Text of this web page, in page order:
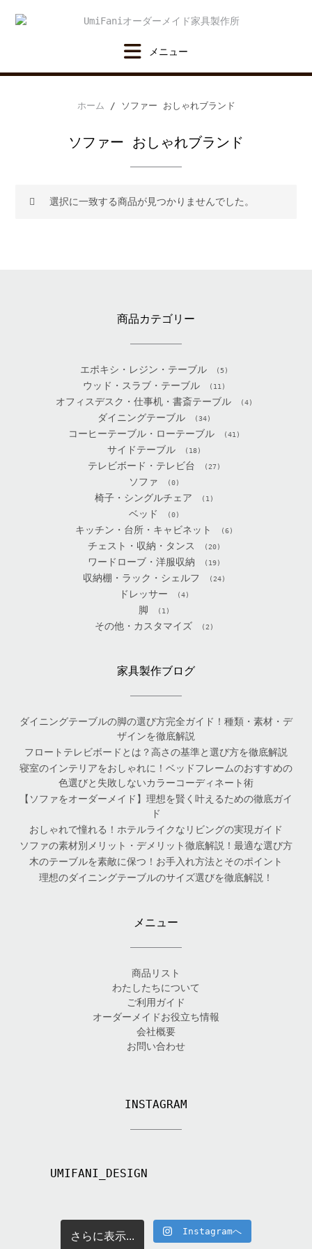
ホーム / ソファー おしゃれブランド
ソファー おしゃれブランド
選択に一致する商品が見つかりませんでした。
商品カテゴリー
エポキシ・レジン・テーブル (5)
ウッド・スラブ・テーブル (11)
オフィスデスク・仕事机・書斎テーブル (4)
ダイニングテーブル (34)
コーヒーテーブル・ローテーブル (41)
サイドテーブル (18)
テレビボード・テレビ台 (27)
ソファ (0)
椅子・シングルチェア (1)
ベッド (0)
キッチン・台所・キャビネット (6)
チェスト・収納・タンス (20)
ワードローブ・洋服収納 (19)
収納棚・ラック・シェルフ (24)
ドレッサー (4)
脚 (1)
その他・カスタマイズ (2)
家具製作ブログ
ダイニングテーブルの脚の選び方完全ガイド！種類・素材・デ
ザインを徹底解説
フロートテレビボードとは？高さの基準と選び方を徹底解説
寝室のインテリアをおしゃれに！ベッドフレームのおすすめの
色選びと失敗しないカラーコーディネート術
【ソファをオーダーメイド】理想を賢く叶えるための徹底ガイ
ド
おしゃれで憧れる！ホテルライクなリビングの実現ガイド
ソファの素材別メリット・デメリット徹底解説！最適な選び方
木のテーブルを素敵に保つ！お手入れ方法とそのポイント
理想のダイニングテーブルのサイズ選びを徹底解説！
メニュー
商品リスト
わたしたちについて
ご利用ガイド
オーダーメイドお役立ち情報
会社概要
お問い合わせ
INSTAGRAM
UMIFANI_DESIGN
さらに表示... Instagramへ